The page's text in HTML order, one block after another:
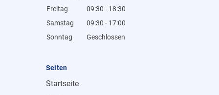
Freitag
09:30 - 18:30
Samstag
09:30 - 17:00
Sonntag
Geschlossen
Seiten
Startseite